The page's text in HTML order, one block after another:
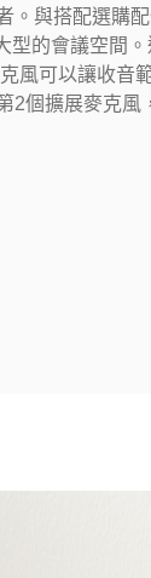
。與搭配選購
型的會議空間
風可以讓收音
2個擴展麥克風